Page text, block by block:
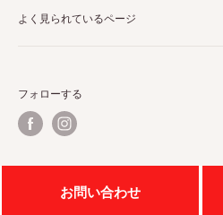
ラ・ヴィータ株式会社HPへ
よく見られているページ
ルイスポールセン パンテラ
ルイスポールセン トルボー
ルイスポールセン ペンダントライト
フォローする
© 2026 住まいの照明 ラ・ヴィータ
お問い合わせ